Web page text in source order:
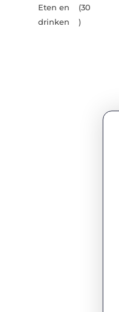
Eten en
drinken
(30
)